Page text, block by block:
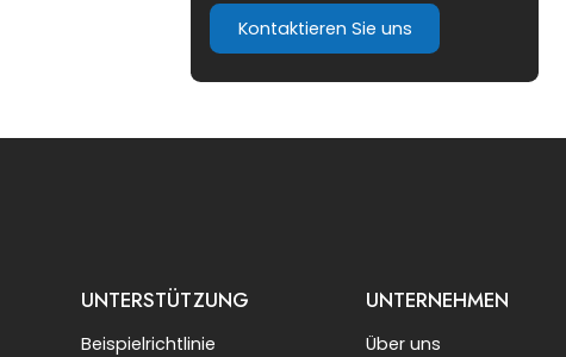
Kontaktieren Sie uns
UNTERSTÜTZUNG
Beispielrichtlinie
UNTERNEHMEN
Über uns